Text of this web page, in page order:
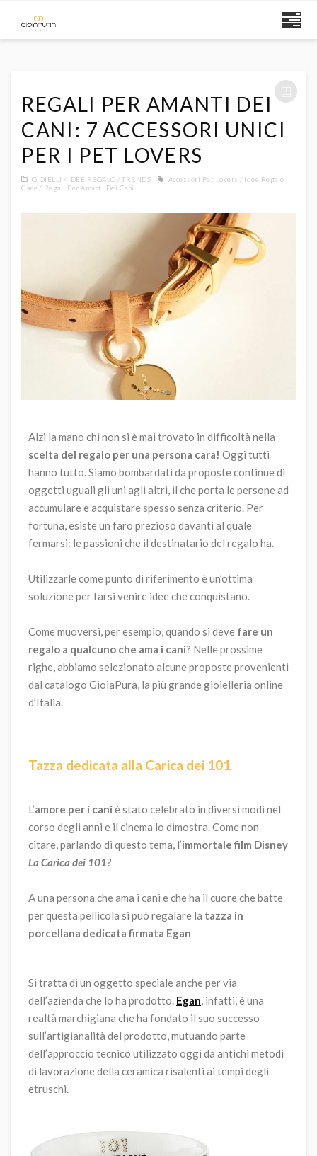
REGALI PER AMANTI DEI
CANI: 7 ACCESSORI UNICI
PER I PET LOVERS
GIOIELLI IDEE REGALO TRENDS Accessori Pet Lovers
Idee Regalo
Cane
Regali Per Amanti Dei Cani
Alzi la mano chi non si è mai trovato in difficoltà nella
scelta del regalo per una persona cara! Oggi tutti
hanno tutto. Siamo bombardati da proposte continue di
oggetti uguali gli uni agli altri, il che porta le persone ad
accumulare e acquistare spesso senza criterio. Per
fortuna, esiste un faro prezioso davanti al quale
fermarsi: le passioni che il destinatario del regalo ha.
Utilizzarle come punto di riferimento è un’ottima
soluzione per farsi venire idee che conquistano.
Come muoversi, per esempio, quando si deve fare un
regalo a qualcuno che ama i cani? Nelle prossime
righe, abbiamo selezionato alcune proposte provenienti
dal catalogo GioiaPura, la più grande gioielleria online
d’Italia.
Tazza dedicata alla Carica dei 101
L’amore per i cani è stato celebrato in diversi modi nel
corso degli anni e il cinema lo dimostra. Come non
citare, parlando di questo tema, l’immortale film Disney
La Carica dei 101?
A una persona che ama i cani e che ha il cuore che batte
per questa pellicola si può regalare la tazza in
porcellana dedicata firmata Egan
Si tratta di un oggetto speciale anche per via
dell’azienda che lo ha prodotto. Egan, infatti, è una
realtà marchigiana che ha fondato il suo successo
sull’artigianalità del prodotto, mutuando parte
dell’approccio tecnico utilizzato oggi da antichi metodi
di lavorazione della ceramica risalenti ai tempi degli
etruschi.